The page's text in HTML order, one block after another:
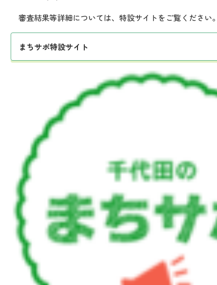
審査結果等詳細については、特設サイトをご覧ください
まちサポ特設サイト